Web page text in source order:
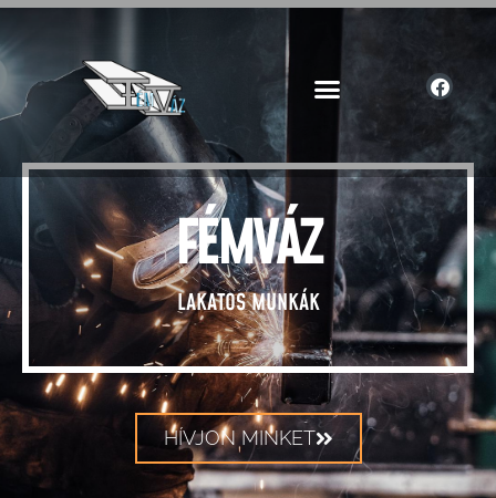
FÉMVÁZ
LAKATOS MUNKÁK
HÍVJON MINKET